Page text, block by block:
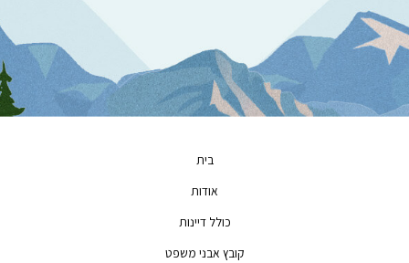
בית
אודות
כולל דיינות
קובץ אבני משפט